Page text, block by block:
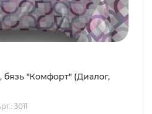
бязь "Комфорт" (Диалог,
3011